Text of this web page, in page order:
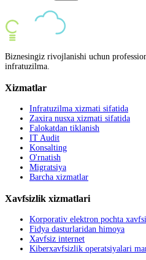
Biznesingiz rivojlanishi uchun
infratuzilma.
Xizmatlar
Infratuzilma xizmati sifatida
Zaxira nusxa xizmati sifatida
Falokatdan tiklanish
IT Audit
Konsalting
O'rnatish
Migratsiya
Barcha xizmatlar
Xavfsizlik xizmatlari
Korporativ elektron pochta
Fidya dasturlaridan himoya
Xavfsiz internet
Kiberxavfsizlik operatsiyalari